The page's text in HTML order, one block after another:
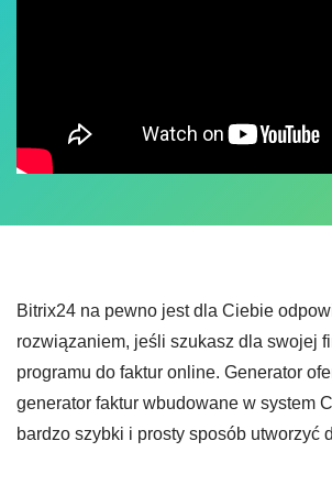
Bitrix24 na pewno jest dla Ciebie
rozwiązaniem, jeśli szukasz dla swojej
programu do faktur online. Generator
generator faktur wbudowane w system
bardzo szybki i prosty sposób utworzyć